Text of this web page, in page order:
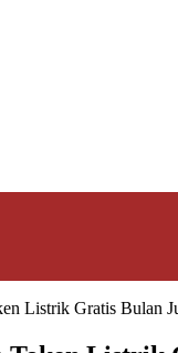
Listrik Gratis Bulan